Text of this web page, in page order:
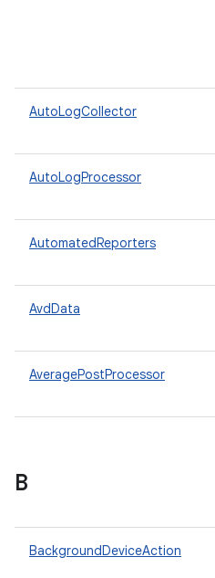
AutoLogCollector
AutoLogProcessor
AutomatedReporters
AvdData
AveragePostProcessor
B
BackgroundDeviceAction